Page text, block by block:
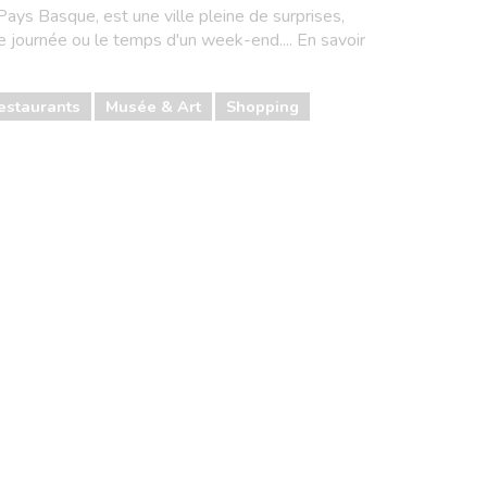
Basque, est une ville pleine de surprises,
journée ou le temps d'un week-end.... En savoir
Musée & Art Shopping